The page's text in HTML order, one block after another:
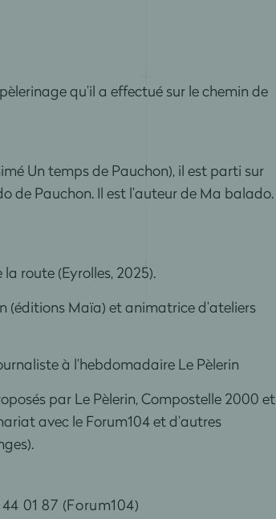
qu’il a effectué sur le chemin de
Un temps de Pauchon), il est parti sur
de Pauchon. Il est l’auteur de Ma balado.
la route (Eyrolles, 2025).
(éditions Maïa) et animatrice d’ateliers
à l’hebdomadaire Le Pèlerin
par Le Pèlerin, Compostelle 2000 et
avec le Forum104 et d’autres
01 87 (Forum104)